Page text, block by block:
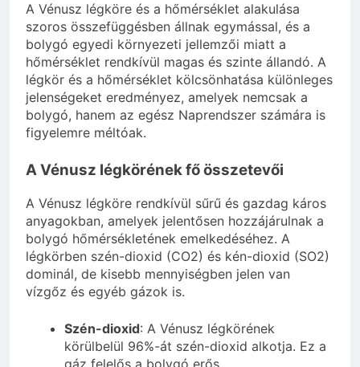
A Vénusz légköre és a hőmérséklet alakulása
szoros összefüggésben állnak egymással, és a
bolygó egyedi környezeti jellemzői miatt a
hőmérséklet rendkívül magas és szinte állandó. A
légkör és a hőmérséklet kölcsönhatása különleges
jelenségeket eredményez, amelyek nemcsak a
bolygó, hanem az egész Naprendszer számára is
figyelemre méltóak.
A Vénusz légkörének fő összetevői
A Vénusz légköre rendkívül sűrű és gazdag káros
anyagokban, amelyek jelentősen hozzájárulnak a
bolygó hőmérsékletének emelkedéséhez. A
légkörben szén-dioxid (CO2) és kén-dioxid (SO2)
dominál, de kisebb mennyiségben jelen van
vízgőz és egyéb gázok is.
Szén-dioxid: A Vénusz légkörének
körülbelül 96%-át szén-dioxid alkotja. Ez a
gáz felelős a bolygó erős